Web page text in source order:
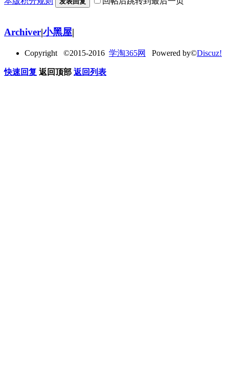
Archiver|小黑屋|
Copyright ©2015-2016 学淘365网 Powered by©Discuz!
快速回复 返回顶部 返回列表